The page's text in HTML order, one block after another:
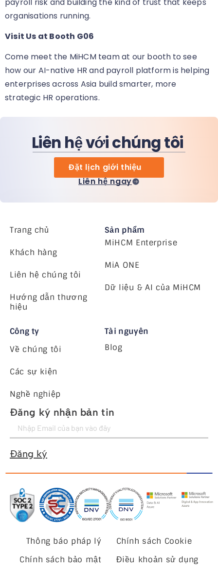
organisations running.
Visit Us at Booth G06
Come meet the MiHCM team at our booth to see
how our AI-native HR and payroll platform is helping
enterprises across Asia build smarter, more
strategic HR operations.
Liên hệ với chúng tôi
Đặt lịch giới thiệu
Liên hệ ngay
Trang chủ
Khách hàng
Liên hệ chúng tôi
Hướng dẫn thương
hiệu
Sản phẩm
MiHCM Enterprise
MiA ONE
Dữ liệu & AI của MiHCM
Công ty
Về chúng tôi
Các sự kiện
Nghề nghiệp
Tài nguyên
Blog
Đăng ký nhận bản tin
Đăng ký
Thông báo pháp lý
Chính sách Cookie
Chính sách bảo mật
Điều khoản sử dụng